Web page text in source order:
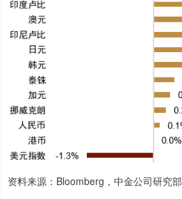
资料来源：Bloomberg，中金公司研究部